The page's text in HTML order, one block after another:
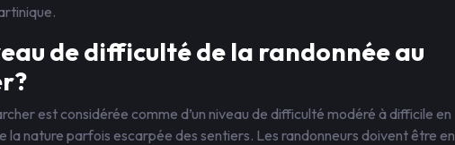
de difficulté de la randonnée au
est considérée comme d’un niveau de difficulté modéré à difficile en
la nature parfois escarpée des sentiers. Les randonneurs doivent être en